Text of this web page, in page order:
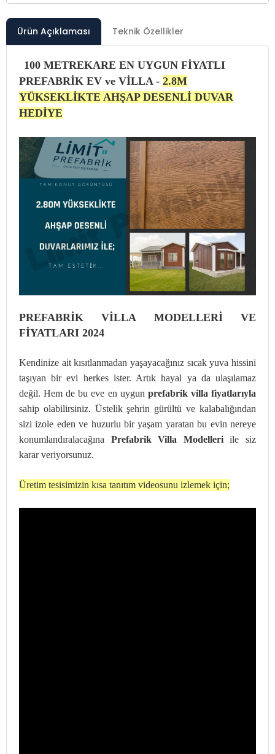
Ürün Açıklaması Teknik Özellikler
100 METREKARE EN UYGUN FİYATLI
PREFABRİK EV ve VİLLA - 2.8M
YÜKSEKLİKTE AHŞAP DESENLİ DUVAR
HEDİYE
PREFABRİK VİLLA MODELLERİ VE
FİYATLARI 2024
Kendinize ait kısıtlanmadan yaşayacağınız sıcak yuva hissini
taşıyan bir evi herkes ister. Artık hayal ya da ulaşılamaz
değil. Hem de bu eve en uygun prefabrik villa fiyatlarıyla
sahip olabilirsiniz. Üstelik şehrin gürültü ve kalabalığından
sizi izole eden ve huzurlu bir yaşam yaratan bu evin nereye
konumlandıralacağına Prefabrik Villa Modelleriile siz
karar veriyorsunuz.
Üretim tesisimizin kısa tanıtım videosunu izlemek için;